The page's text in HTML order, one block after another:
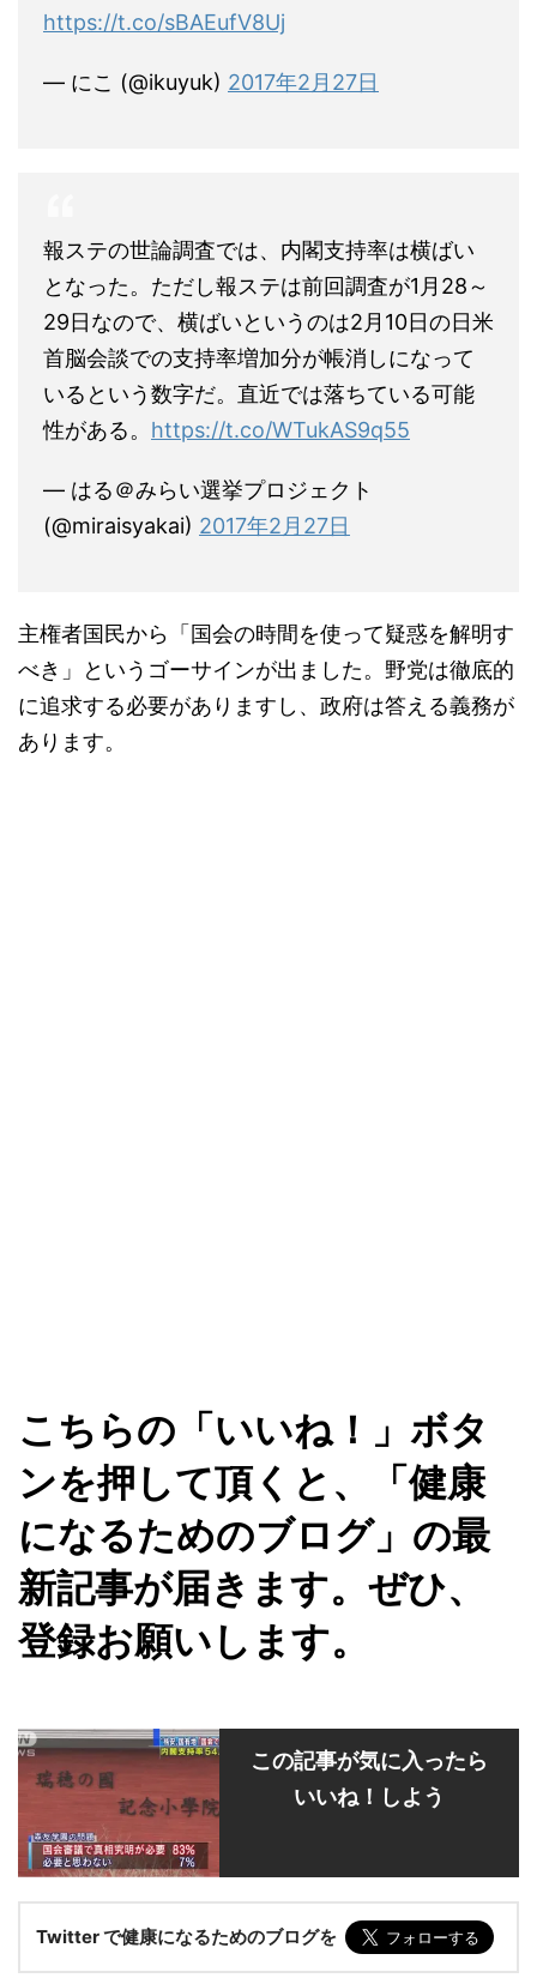
https://t.co/sBAEufV8Uj
— にこ (@ikuyuk) 2017年2月27日
報ステの世論調査では、内閣支持率は横ばい
となった。ただし報ステは前回調査が1月28～
29日なので、横ばいというのは2月10日の日米
首脳会談での支持率増加分が帳消しになって
いるという数字だ。直近では落ちている可能
性がある。 https://t.co/WTukAS9q55
— はる＠みらい選挙プロジェクト
(@miraisyakai) 2017年2月27日
主権者国民から「国会の時間を使って疑惑を解明す
べき」というゴーサインが出ました。野党は徹底的
に追求する必要がありますし、政府は答える義務が
あります。
こちらの「いいね！」ボタ
ンを押して頂くと、「健康
になるためのブログ」の最
新記事が届きます。ぜひ、
登録お願いします。
この記事が気に入ったら
いいね！しよう
Twitter で健康になるためのブログを